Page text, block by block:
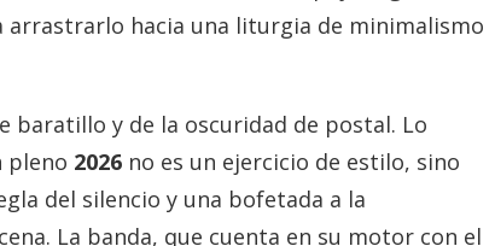
arrastrarlo hacia una liturgia de minimalismo
baratillo y de la oscuridad de postal. Lo
pleno 2026 no es un ejercicio de estilo, sino
del silencio y una bofetada a la
La banda, que cuenta en su motor con el